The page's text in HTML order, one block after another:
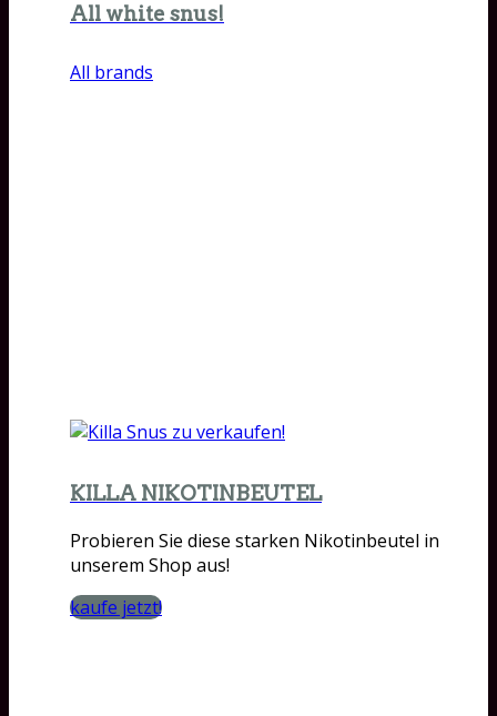
All white snus!
All brands
KILLA NIKOTINBEUTEL
Probieren Sie diese starken Nikotinbeutel in
unserem Shop aus!
kaufe jetzt!